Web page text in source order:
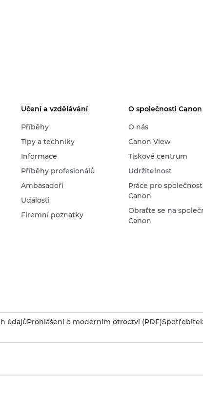
Učení a vzdělávání
Příběhy
Tipy a techniky
Informace
Příběhy profesionálů
Ambasadoři
Události
Firemní poznatky
O společnosti Canon
O nás
Canon View
Tiskové centrum
Udržitelnost
Práce pro společnost
Canon
Obraťte se na
Canon
údajůProhlášení o moderním otroctví (PDF)